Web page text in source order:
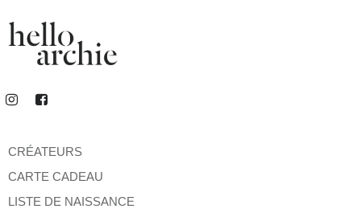
CRÉATEURS
CARTE CADEAU
LISTE DE NAISSANCE